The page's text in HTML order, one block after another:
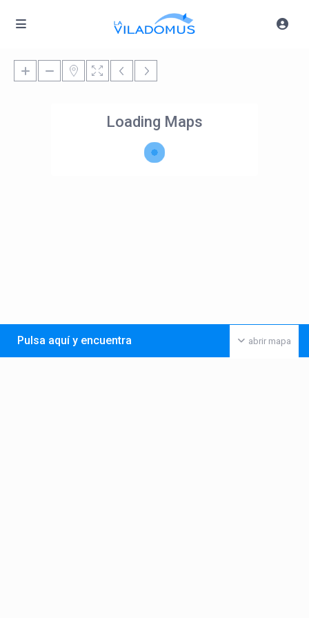
Loading Maps
abrir mapa
Pulsa aquí y encuentra